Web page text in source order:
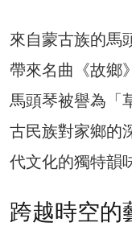
來自蒙古族的馬
帶來名曲《故鄉
馬頭琴被譽為「
古民族對家鄉的
代文化的獨特韻
跨越時空的